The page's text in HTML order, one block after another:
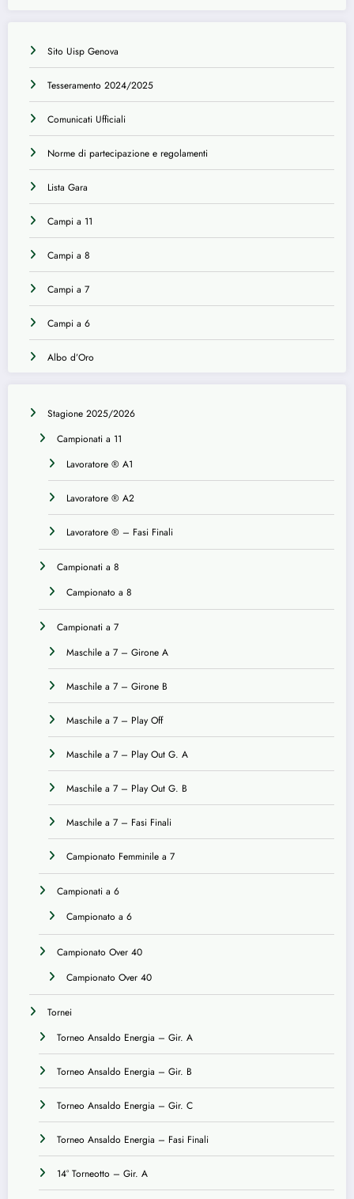
Sito Uisp Genova
Tesseramento 2024/2025
Comunicati Ufficiali
Norme di partecipazione e regolamenti
Lista Gara
Campi a 11
Campi a 8
Campi a 7
Campi a 6
Albo d’Oro
Stagione 2025/2026
Campionati a 11
Lavoratore ® A1
Lavoratore ® A2
Lavoratore ® – Fasi Finali
Campionati a 8
Campionato a 8
Campionati a 7
Maschile a 7 – Girone A
Maschile a 7 – Girone B
Maschile a 7 – Play Off
Maschile a 7 – Play Out G. A
Maschile a 7 – Play Out G. B
Maschile a 7 – Fasi Finali
Campionato Femminile a 7
Campionati a 6
Campionato a 6
Campionato Over 40
Campionato Over 40
Tornei
Torneo Ansaldo Energia – Gir. A
Torneo Ansaldo Energia – Gir. B
Torneo Ansaldo Energia – Gir. C
Torneo Ansaldo Energia – Fasi Finali
14° Torneotto – Gir. A